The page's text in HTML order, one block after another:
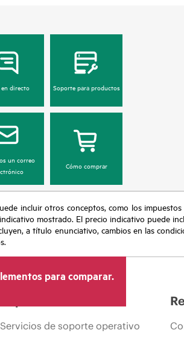
en directo Soporte para productos
un correo
Cómo comprar
incluir otros conceptos, como los
mostrado. El precio indicativo puede
a título enunciativo, cambios en las
para comparar.
Servicios de soporte operativo